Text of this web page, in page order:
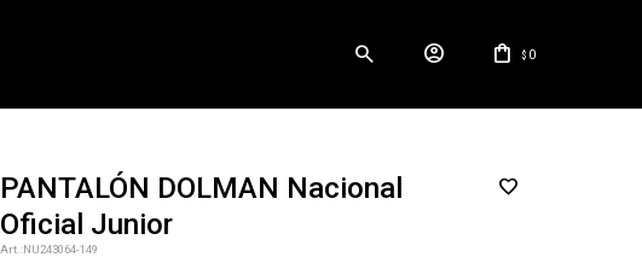
$ 0
PANTALÓN DOLMAN Nacional
Oficial Junior
NU243064-149